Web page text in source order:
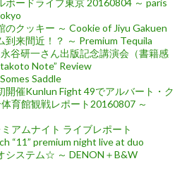
クッキー ～ Cookie of Jiyu Gakuen
来間近！？ ～ Premium Tequila
永谷研一さん出版記念講演会（書籍感
Note” Review
Saddle
開催Kunlun Fight 49でアルバート・ク
育館観戦レポート20160807 ～
アムナイト ライブレポート
“11” premium night live at duo
システム☆ ～ DENON＋B&W